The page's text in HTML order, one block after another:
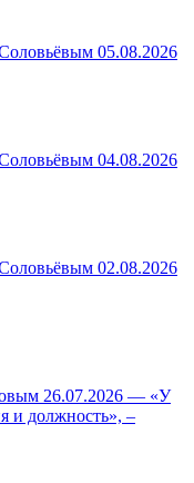
05.08.2026
04.08.2026
02.08.2026
26.07.2026 — «У
и должность», –